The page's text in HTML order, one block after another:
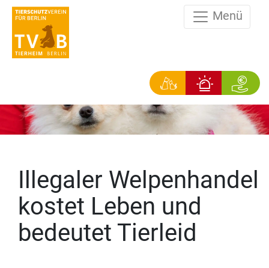
Menü
Illegaler Welpenhandel
kostet Leben und
bedeutet Tierleid